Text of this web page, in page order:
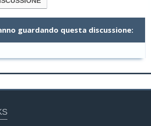
guardando questa discussione: